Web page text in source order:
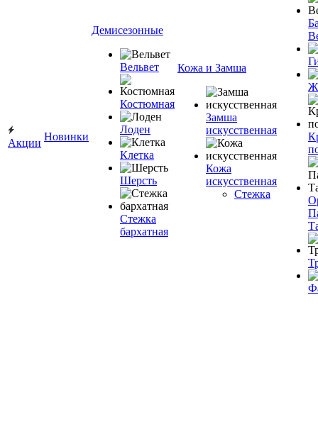
Акции
Новинки
Демисезонные
Вельвет
Костюмная
Лоден
Клетка
Шерсть
Стежка
бархатная
Кожа и Замша
Замша
искусственная
Кожа
искусственная
Стежка